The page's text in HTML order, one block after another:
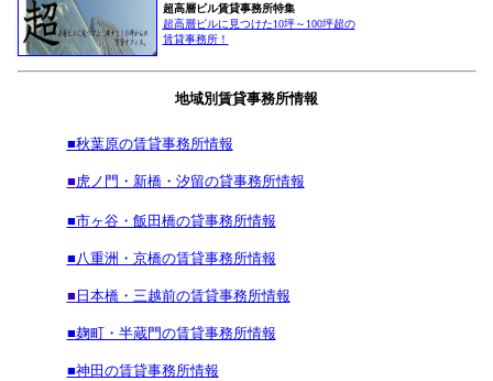
超高層ビル賃貸事務所特集
超高層ビルに見つけた10坪～100坪超の
賃貸事務所！
地域別賃貸事務所情報
■秋葉原の賃貸事務所情報
■虎ノ門・新橋・汐留の貸事務所情報
■市ヶ谷・飯田橋の貸事務所情報
■八重洲・京橋の賃貸事務所情報
■ 日本橋・三越前の賃貸事務所情報
■麹町・半蔵門の賃貸事務所情報
■神田の賃貸事務所情報